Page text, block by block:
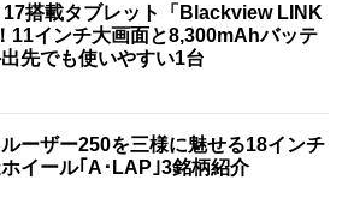
搭載タブレット「Blackview LINK
11インチ大画面と8,300mAhバッテ
先でも使いやすい1台
ーザー250を三様に魅せる18インチ
イール｢A･LAP｣3銘柄紹介